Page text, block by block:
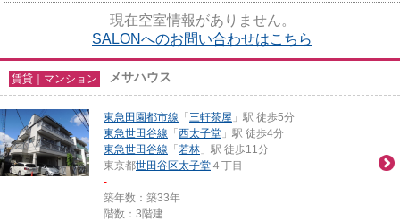
い居室と、ルーフバルコニ...
現在空室情報がありません。
SALONへのお問い合わせはこちら
賃貸｜マンション メサハウス
東急田園都市線 「三軒茶屋 」駅 徒歩5分
東急世田谷線 「西太子堂 」駅 徒歩4分
東急世田谷線 「若林 」駅 徒歩11分
東京都世田谷区太子堂 ４丁目
-
築年数：築33年
階数：3階建